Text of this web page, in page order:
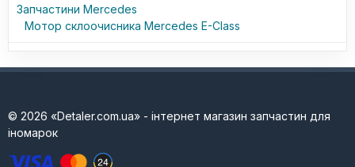
Запчастини Mercedes
Мотор склоочисника Mercedes E-Class
© 2026 «Detaler.com.ua» - інтернет магазин запчастин для
іномарок